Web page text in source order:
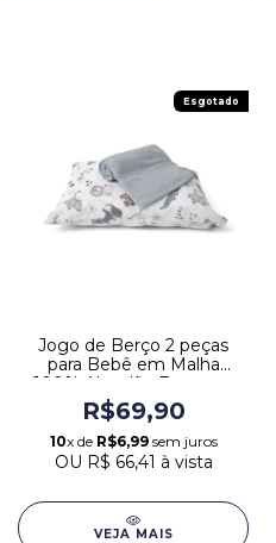
Esgotado
Jogo de Berço 2 peças
para Bebê em Malha
100% Algodão Estampa
Safari Cinza
R$69,90
10x de R$6,99sem juros
OU R$ 66,41 à vista
VEJA MAIS